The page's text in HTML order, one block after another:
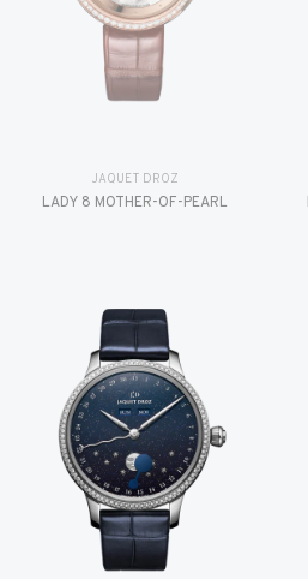
JAQUET DROZ
LADY 8 MOTHER-OF-PEARL